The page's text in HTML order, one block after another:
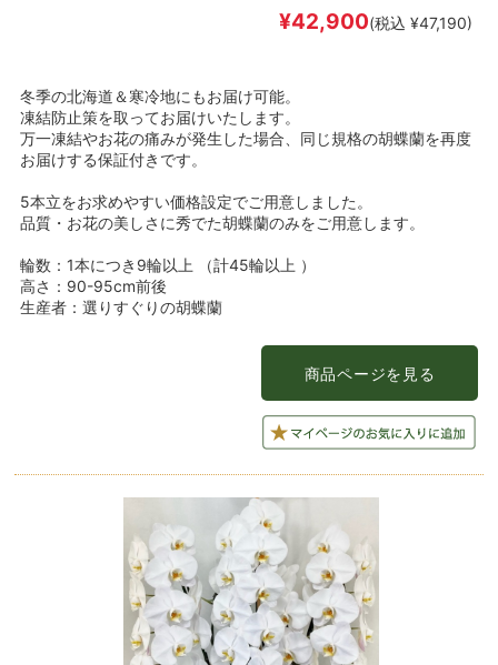
¥42,900(税込 ¥47,190)
冬季の北海道＆寒冷地にもお届け可能。
凍結防止策を取ってお届けいたします。
万一凍結やお花の痛みが発生した場合、同じ規格の胡蝶蘭を再度
お届けする保証付きです。
5本立をお求めやすい価格設定でご用意しました。
品質・お花の美しさに秀でた胡蝶蘭のみをご用意します。
輪数：1本につき9輪以上 （計45輪以上 ）
高さ：90-95cm前後
生産者：選りすぐりの胡蝶蘭